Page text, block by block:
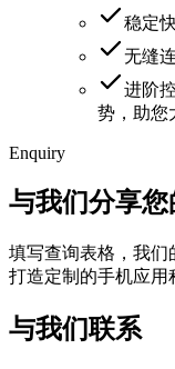
稳定
无缝
进阶
势，助您
Enquiry
与我们分享您
填写查询表格，我们
打造定制的手机应用
与我们联系